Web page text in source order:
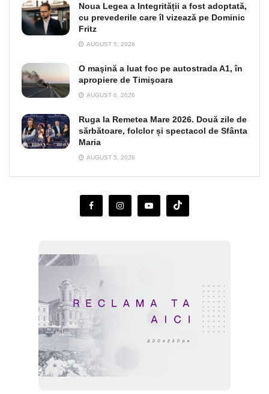
Noua Legea a Integrității a fost adoptată,
cu prevederile care îl vizează pe Dominic
Fritz
AUGUST 5, 2026
O maşină a luat foc pe autostrada A1, în
apropiere de Timişoara
AUGUST 6, 2026
Ruga la Remetea Mare 2026. Două zile de
sărbătoare, folclor și spectacol de Sfânta
Maria
AUGUST 5, 2026